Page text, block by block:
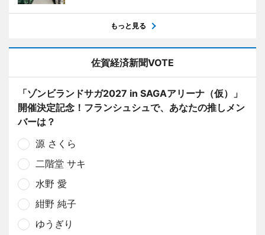
もっと見る
佐賀経済新聞VOTE
「ゾンビランドサガ2027 in SAGAアリーナ（仮）」
開催決定記念！フランシュシュで、あなたの推しメン
バーは？
源 さくら
二階堂 サキ
水野 愛
紺野 純子
ゆうぎり